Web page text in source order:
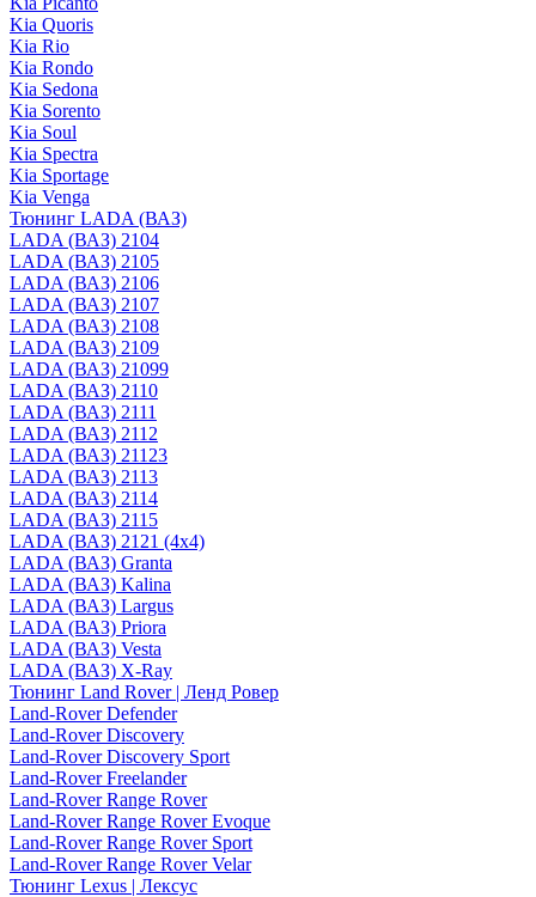
Kia Quoris
Kia Rio
Kia Rondo
Kia Sedona
Kia Sorento
Kia Soul
Kia Spectra
Kia Sportage
Kia Venga
Тюнинг LADA (ВАЗ)
LADA (ВАЗ) 2104
LADA (ВАЗ) 2105
LADA (ВАЗ) 2106
LADA (ВАЗ) 2107
LADA (ВАЗ) 2108
LADA (ВАЗ) 2109
LADA (ВАЗ) 21099
LADA (ВАЗ) 2110
LADA (ВАЗ) 2111
LADA (ВАЗ) 2112
LADA (ВАЗ) 21123
LADA (ВАЗ) 2113
LADA (ВАЗ) 2114
LADA (ВАЗ) 2115
LADA (ВАЗ) 2121 (4x4)
LADA (ВАЗ) Granta
LADA (ВАЗ) Kalina
LADA (ВАЗ) Largus
LADA (ВАЗ) Priora
LADA (ВАЗ) Vesta
LADA (ВАЗ) X-Ray
Тюнинг Land Rover | Ленд Ровер
Land-Rover Defender
Land-Rover Discovery
Land-Rover Discovery Sport
Land-Rover Freelander
Land-Rover Range Rover
Land-Rover Range Rover Evoque
Land-Rover Range Rover Sport
Land-Rover Range Rover Velar
Тюнинг Lexus | Лексус